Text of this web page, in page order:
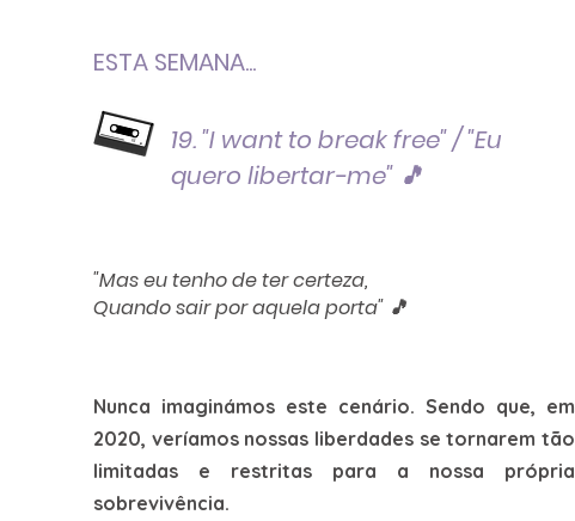
ESTA SEMANA...
19. "I want to break free" / "Eu
quero libertar-me" 🎵
"Mas eu tenho de ter certeza,
Quando sair por aquela porta" 🎵
Nunca imaginámos este cenário. Sendo que, em
2020, veríamos nossas liberdades se tornarem tão
limitadas e restritas para a nossa própria
sobrevivência.